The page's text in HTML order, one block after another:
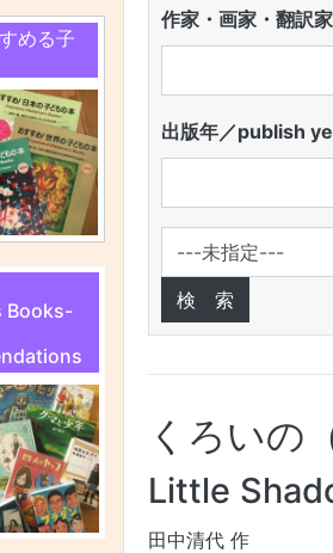
める子
Books-
作家・画家・翻訳
出版年／publish
くろいの
Little
田中清代 作